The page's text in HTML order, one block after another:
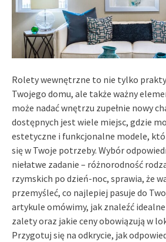
Rolety wewnętrzne to nie tylko
Twojego domu, ale także ważny
może nadać wnętrzu zupełnie nowy
dostępnych jest wiele miejsc, gdzie
estetyczne i funkcjonalne modele,
się w Twoje potrzeby. Wybór
niełatwe zadanie – różnorodność
rzymskich po dzień-noc, sprawia, że
przemyśleć, co najlepiej pasuje do
artykule omówimy, jak znaleźć
zalety oraz jakie ceny obowiązują w
Przygotuj się na odkrycie, jak